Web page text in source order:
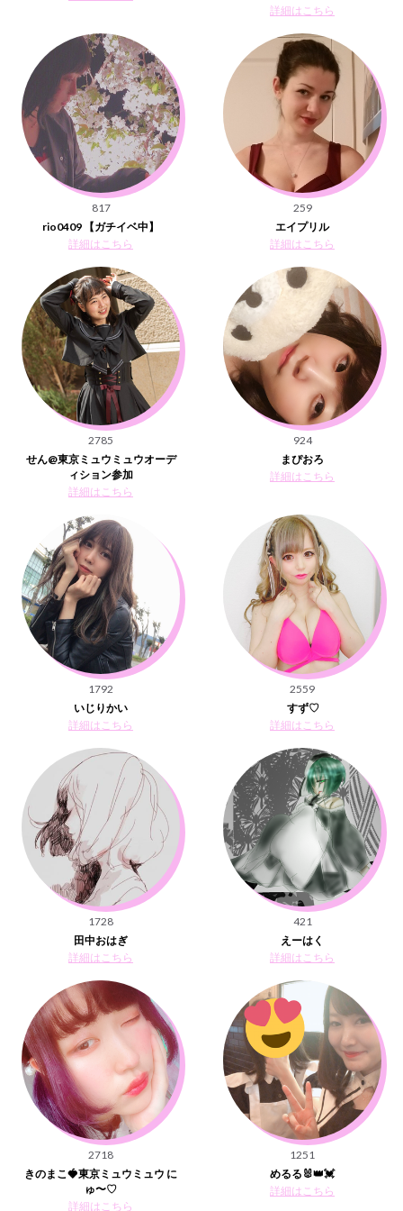
詳細はこちら
817
rio0409 【ガチイベ中】
詳細はこちら
259
エイプリル
詳細はこちら
2785
せん@東京ミュウミュウオーデ
ィション参加
詳細はこちら
924
まぴおろ
詳細はこちら
1792
いじりかい
詳細はこちら
2559
すず♡
詳細はこちら
1728
田中おはぎ
詳細はこちら
421
えーはく
詳細はこちら
2718
きのまこ🍓東京ミュウミュウ に
ゅ〜♡
詳細はこちら
1251
めるる🐰👑💓
詳細はこちら